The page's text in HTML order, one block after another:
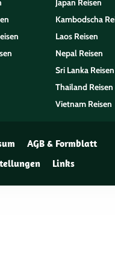
Japan Reisen
Kambodscha
Laos Reisen
Nepal Reisen
Sri Lanka Reisen
Thailand Reisen
Vietnam Reisen
AGB & Formblatt
Links